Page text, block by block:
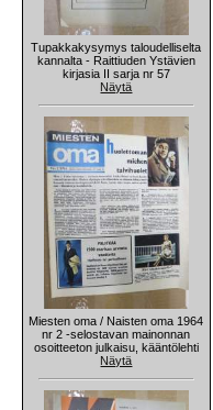
Tupakkakysymys taloudelliselta
kannalta - Raittiuden Ystävien
kirjasia II sarja nr 57
Näytä
Miesten oma / Naisten oma 1964
nr 2 -selostavan mainonnan
osoitteeton julkaisu, kääntölehti
Näytä